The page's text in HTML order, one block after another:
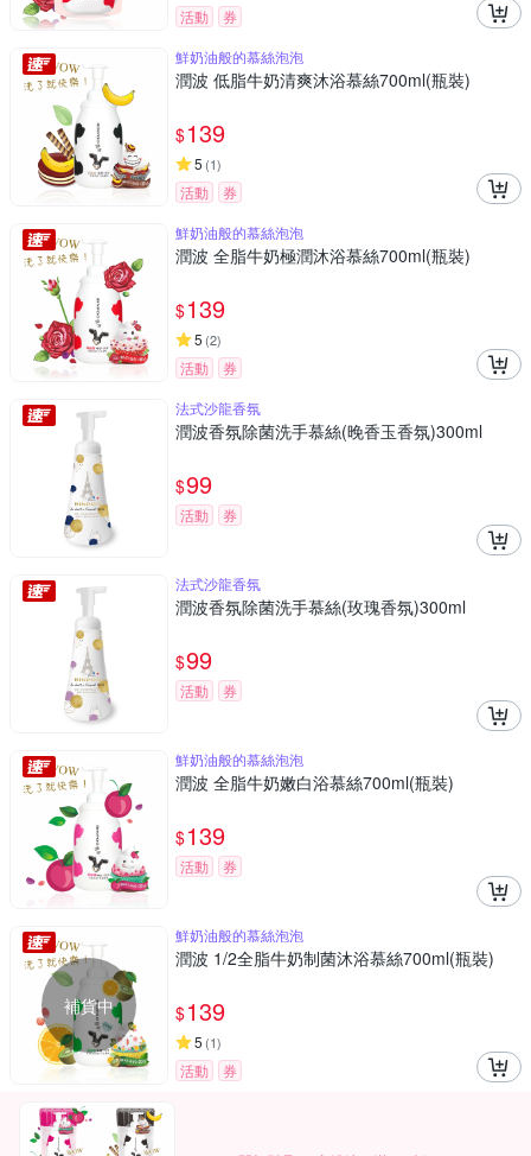
活動
券
鮮奶油般的慕絲泡泡
潤波 低脂牛奶清爽沐浴慕絲700ml(瓶裝)
$139
5 (1)
活動
券
鮮奶油般的慕絲泡泡
潤波 全脂牛奶極潤沐浴慕絲700ml(瓶裝)
$139
5 (2)
活動
券
法式沙龍香氛
潤波香氛除菌洗手慕絲(晚香玉香氛)300ml
$99
活動 券
法式沙龍香氛
潤波香氛除菌洗手慕絲(玫瑰香氛)300ml
$99
活動 券
鮮奶油般的慕絲泡泡
潤波 全脂牛奶嫩白浴慕絲700ml(瓶裝)
$139
活動 券
補貨中
鮮奶油般的慕絲泡泡
潤波 1/2全脂牛奶制菌沐浴慕絲700ml(瓶裝)
$139
5 (1)
活動 券